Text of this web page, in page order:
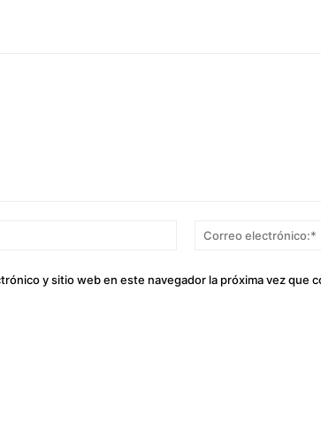
Nombre:*
y sitio web en este navegador la próxima vez que